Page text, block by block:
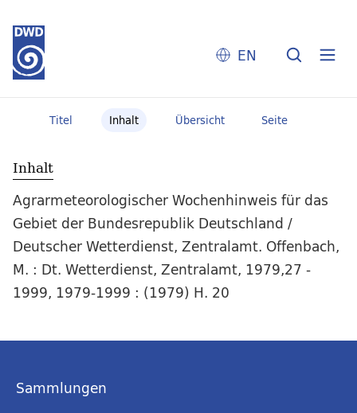
EN
Titel Inhalt Übersicht Seite
Inhalt
Agrarmeteorologischer Wochenhinweis für das
Gebiet der Bundesrepublik Deutschland /
Deutscher Wetterdienst, Zentralamt. Offenbach,
M. : Dt. Wetterdienst, Zentralamt, 1979,27 -
1999, 1979-1999 : (1979) H. 20
Sammlungen